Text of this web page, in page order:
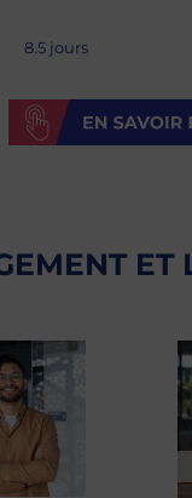
8.5 jours
ET